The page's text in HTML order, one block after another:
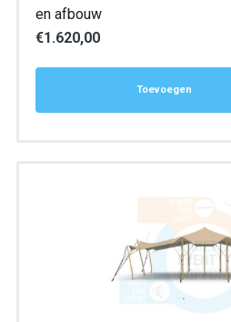
en afbouw
€1.620,00
Toevoegen